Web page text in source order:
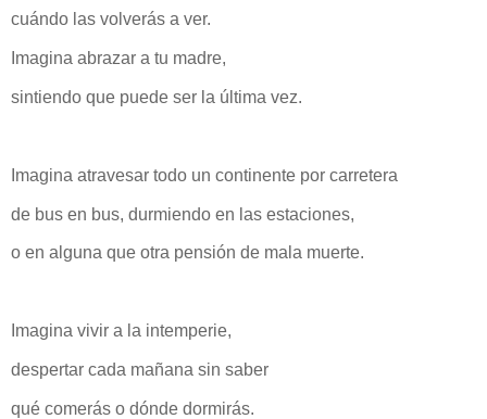
cuándo las volverás a ver.
Imagina abrazar a tu madre,
sintiendo que puede ser la última vez.
Imagina atravesar todo un continente por carretera
de bus en bus, durmiendo en las estaciones,
o en alguna que otra pensión de mala muerte.
Imagina vivir a la intemperie,
despertar cada mañana sin saber
qué comerás o dónde dormirás.